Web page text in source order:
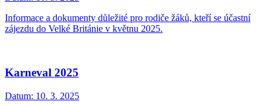
Informace a dokumenty důležité pro rodiče žáků, kteří se účastní
zájezdu do Velké Británie v květnu 2025.
Karneval 2025
Datum: 10. 3. 2025